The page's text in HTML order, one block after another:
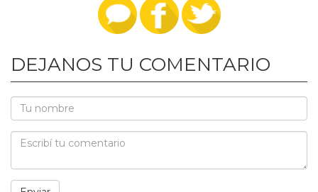
DEJANOS TU COMENTARIO